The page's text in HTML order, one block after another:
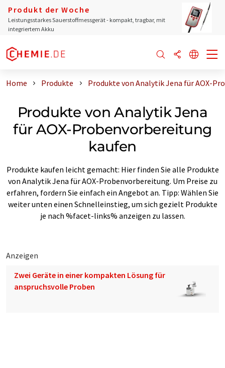
Produkt der Woche
Leistungsstarkes Sauerstoffmessgerät - kompakt, tragbar, mit
integriertem Akku
Home Produkte Produkte von Analytik Jena für AOX-
Produkte von Analytik Jena
für AOX-Probenvorbereitung
kaufen
Produkte kaufen leicht gemacht: Hier finden Sie alle Produkte
von Analytik Jena für AOX-Probenvorbereitung. Um Preise zu
erfahren, fordern Sie einfach ein Angebot an. Tipp: Wählen Sie
weiter unten einen Schnelleinstieg, um sich gezielt Produkte
je nach %facet-links% anzeigen zu lassen.
Anzeigen
Zwei Geräte in einer kompakten Lösung für
anspruchsvolle Proben